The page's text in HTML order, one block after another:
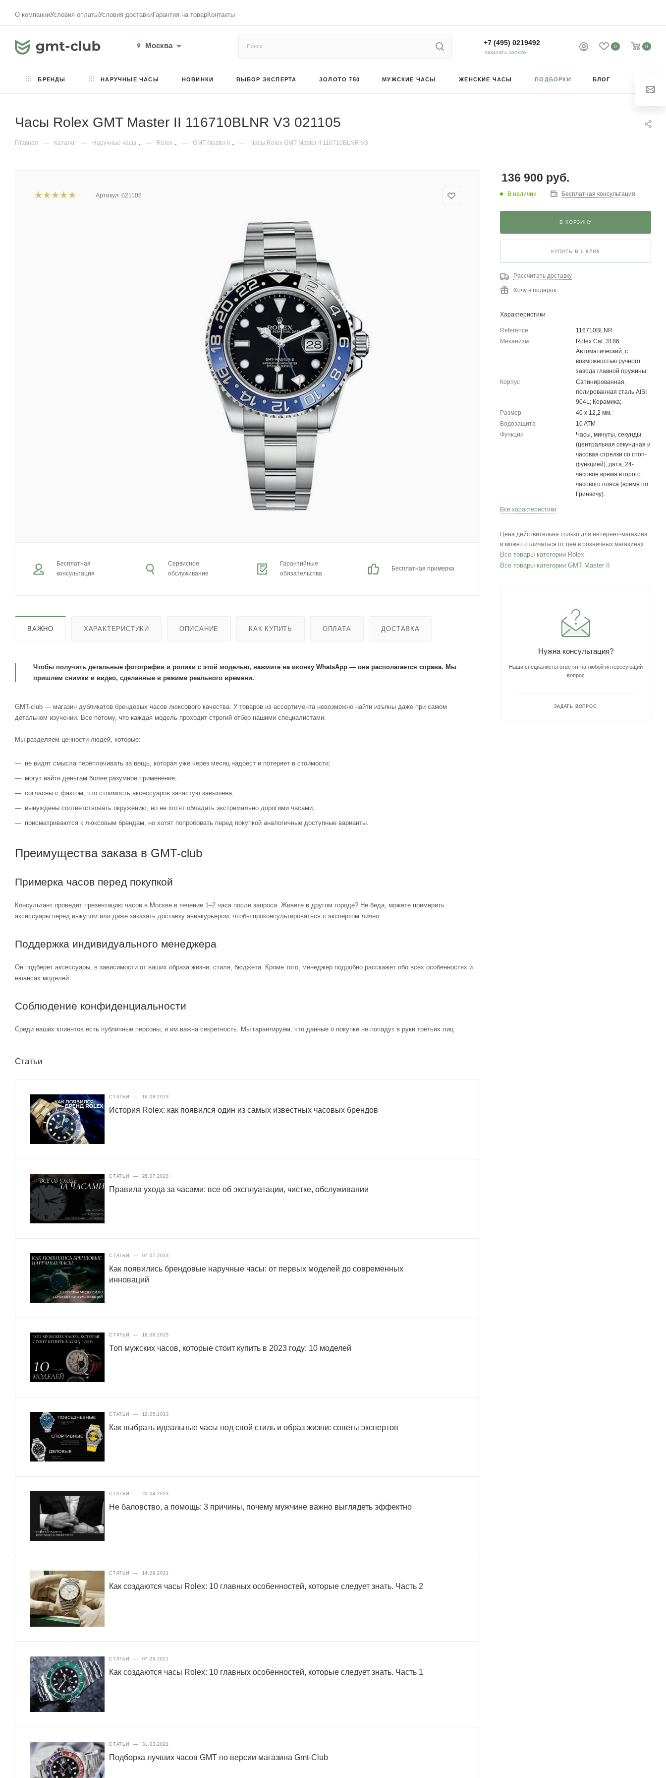
О компанииУсловия оплатыУсловия доставкиГарантия на товарКонтакты
Москва 0 0
+7 (495) 0219492
ЗАКАЗАТЬ ЗВОНОК
БРЕНДЫ НАРУЧНЫЕ ЧАСЫ НОВИНКИ ВЫБОР ЭКСПЕРТА ЗОЛОТО 750 МУЖСКИЕ ЧАСЫ ЖЕНСКИЕ ЧАСЫ ПОДБОРКИ БЛОГ
Часы Rolex GMT Master II 116710BLNR V3 021105
Главная — Каталог — Наручные часы — Rolex — GMT Master II — Часы Rolex GMT Master II 116710BLNR V3
Артикул: 021105
Бесплатная
консультация
Сервисное
обслуживание
Гарантийные
обязательства
Бесплатная примерка
ВАЖНО ХАРАКТЕРИСТИКИ ОПИСАНИЕ КАК КУПИТЬ ОПЛАТА ДОСТАВКА
Чтобы получить детальные фотографии и ролики с этой моделью, нажмите на иконку WhatsApp — она располагается справа. Мы
пришлем снимки и видео, сделанные в режиме реального времени.
GMT-club — магазин дубликатов брендовых часов люксового качества. У товаров из ассортимента невозможно найти изъяны даже при самом
детальном изучении. Все потому, что каждая модель проходит строгий отбор нашими специалистами.
Мы разделяем ценности людей, которые:
не видят смысла переплачивать за вещь, которая уже через месяц надоест и потеряет в стоимости;
могут найти деньгам более разумное применение;
согласны с фактом, что стоимость аксессуаров зачастую завышена;
вынуждены соответствовать окружению, но не хотят обладать экстремально дорогими часами;
присматриваются к люксовым брендам, но хотят попробовать перед покупкой аналогичные доступные варианты.
Преимущества заказа в GMT-club
Примерка часов перед покупкой
Консультант проведет презентацию часов в Москве в течение 1–2 часа после запроса. Живете в другом городе? Не беда, можете примерить
аксессуары перед выкупом или даже заказать доставку авиакурьером, чтобы проконсультироваться с экспертом лично.
Поддержка индивидуального менеджера
Он подберет аксессуары, в зависимости от ваших образа жизни, стиля, бюджета. Кроме того, менеджер подробно расскажет обо всех особенностях и
нюансах моделей.
Соблюдение конфиденциальности
Среди наших клиентов есть публичные персоны, и им важна секретность. Мы гарантируем, что данные о покупке не попадут в руки третьих лиц.
Статьи
СТАТЬИ — 16.08.2023
История Rolex: как появился один из самых известных часовых брендов
СТАТЬИ — 28.07.2023
Правила ухода за часами: все об эксплуатации, чистке, обслуживании
СТАТЬИ — 07.07.2023
Как появились брендовые наручные часы: от первых моделей до современных
инноваций
СТАТЬИ — 16.06.2023
Топ мужских часов, которые стоит купить в 2023 году: 10 моделей
СТАТЬИ — 12.05.2023
Как выбрать идеальные часы под свой стиль и образ жизни: советы экспертов
СТАТЬИ — 20.04.2023
Не баловство, а помощь: 3 причины, почему мужчине важно выглядеть эффектно
СТАТЬИ — 14.09.2021
Как создаются часы Rolex: 10 главных особенностей, которые следует знать. Часть 2
СТАТЬИ — 07.09.2021
Как создаются часы Rolex: 10 главных особенностей, которые следует знать. Часть 1
СТАТЬИ — 31.03.2021
Подборка лучших часов GMT по версии магазина Gmt-Club
136 900 руб.
В наличии Бесплатная консультация
В КОРЗИНУ
КУПИТЬ В 1 КЛИК
Рассчитать доставку
Хочу в подарок
Характеристики
Reference
116710BLNR
Механизм
Rolex Cal. 3186
Автоматический, с
возможностью ручного
завода главной пружины;
Корпус
Сатинированная,
полированная сталь AISI
904L; Керамика;
Размер
40 х 12,2 мм.
Водозащита
10 ATM
Функции
Часы, минуты, секунды
(центральная секундная и
часовая стрелки со стоп-
функцией), дата, 24-
часовое время второго
часового пояса (время по
Гринвичу).
Все характеристики
Цена действительна только для интернет-магазина
и может отличаться от цен в розничных магазинах
Все товары категории Rolex
Все товары категории GMT Master II
Нужна консультация?
Наши специалисты ответят на любой интересующий
вопрос
ЗАДАТЬ ВОПРОС